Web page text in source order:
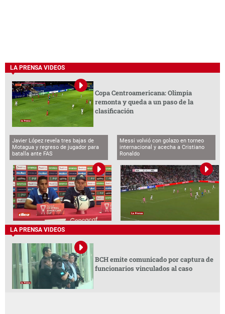
LA PRENSA VIDEOS
Copa Centroamericana: Olimpia
remonta y queda a un paso de la
clasificación
Javier López revela tres bajas de
Motagua y regreso de jugador para
batalla ante FAS
Messi volvió con golazo en torneo
internacional y acecha a Cristiano
Ronaldo
LA PRENSA VIDEOS
BCH emite comunicado por captura de
funcionarios vinculados al caso